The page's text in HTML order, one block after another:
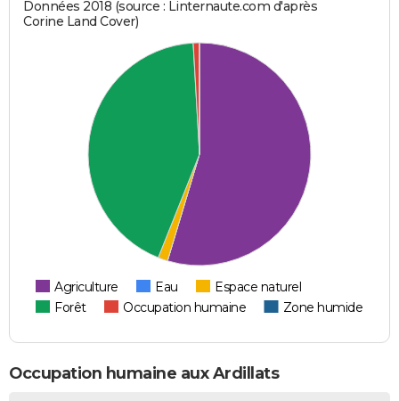
Données 2018 (source : Linternaute.com d'après
Corine Land Cover)
Agriculture Eau
Espace naturel
Forêt
Occupation humaine Zone humide
Occupation humaine aux Ardillats